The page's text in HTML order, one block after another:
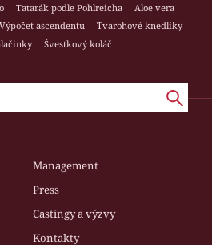
Tatarák podle Pohlreicha
Aloe vera
Výpočet ascendentu
Tvarohové knedlíky
Švestkový koláč
Management
Press
Castingy a výzvy
Kontakty